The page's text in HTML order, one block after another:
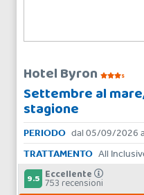
Hotel Byron s
Settembre al
stagione
PERIODO dal 05/09/2026
TRATTAMENTO All
9.5 Eccellente
753 recensioni